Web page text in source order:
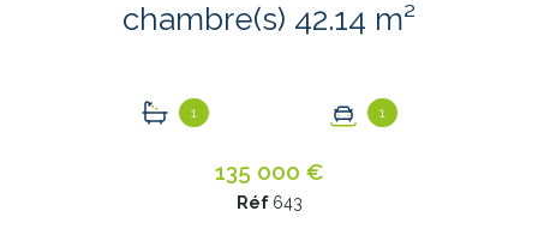
chambre(s) 42.14 m²
1 1
135 000 €
Réf 643